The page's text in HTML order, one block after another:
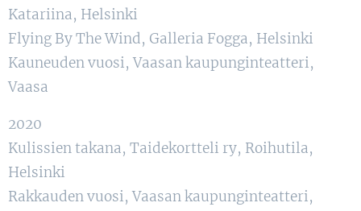
Katariina, Helsinki
Flying By The Wind, Galleria Fogga, Helsinki
Kauneuden vuosi, Vaasan kaupunginteatteri,
Vaasa
2020
Kulissien takana, Taidekortteli ry, Roihutila,
Helsinki
Rakkauden vuosi, Vaasan kaupunginteatteri,